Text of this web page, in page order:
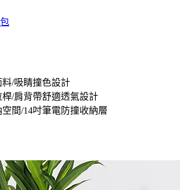
料/吸睛撞色設計
/肩背帶舒適透氣設計
間/14吋筆電防撞收納層